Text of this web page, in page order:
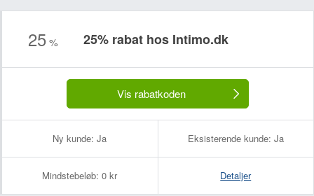
25 % 25% rabat hos Intimo.dk
Vis rabatkoden
Ny kunde: Ja Eksisterende kunde: Ja
Mindstebeløb: 0 kr Detaljer